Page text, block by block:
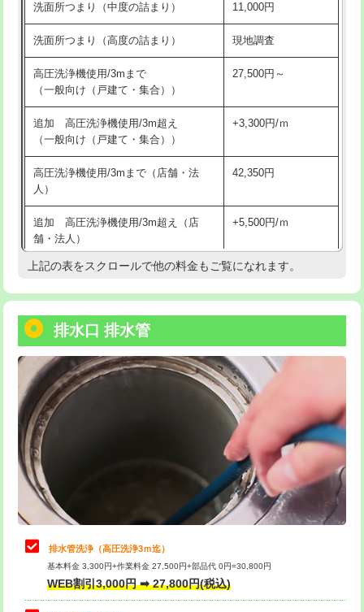
洗面台設置 38,500円
バスタブ設置 現場見積
追加人工 16,500円
廃棄・処分
※給水管工事は20mmまでの価格です。
持込商品取付（浄水器・分岐水栓） 16,500円
給水管工事※（ホール加工) 16,500円
給水管工事※（バンド止め)
給水管工事※（支持金具設置) 5,500円
給水管工事※（保温材使用（バンド止
め込み）)
5,500円
給水管工事※（土の掘削・埋め戻し作
業)
11,000円
給水管工事※（塩ビ管（VP・HI）使
用/3ｍまで)
用（追加）/3ｍ超え)
給水管工事※（ライニング鋼管・銅
管・ポリ管・HT管使用/3ｍまで)
44,000円
給水管工事※（ライニング鋼管・銅
管・ポリ管・HT管使用/3ｍ超え)
+8,800円
排水管工事（土の掘削・埋め戻し作
業）
11,000円~
排水管工事（排水管工事/3ｍまで） 55,000円
排水管工事（追加 排水管工事/3ｍ超
え）
マス交換（土の掘削・埋め戻し作業）
洗面所つまり（中度の詰まり） 11,000円
洗面所つまり（高度の詰まり） 現地調査
高圧洗浄機使用/3mまで
（一般向け（戸建て・集合））
27,500円～
追加 高圧洗浄機使用/3m超え
（一般向け（戸建て・集合））
+3,300円/ｍ
高圧洗浄機使用/3mまで（店舗・法
人）
42,350円
追加 高圧洗浄機使用/3m超え（店
舗・法人）
+5,500円/ｍ
高度高圧洗浄換 現地調査
トーラー機使用/3mまで
追加トーラー機使用/3m超え +3,300円
カメラ調査 33,000円
桝清掃 8,800円
止水・漏水調査・防水処理・清掃・修
理・調整・分解・加工など（軽作業）
11,000円
止水・漏水調査・防水処理・清掃・修
理・調整・分解・加工など（中作業）
22,000円
止水・漏水調査・防水処理・清掃・修
理・調整・分解・加工など（重作業）
33,000円
上記の表をスクロールで他の料金もご覧になれます。
排水口 排水管
排水管洗浄（高圧洗浄3ｍ迄）
基本料金 3,300円+作業料金 27,500円+部品代 0円=30,800円
WEB割引3,000円 ➡ 27,800円(税込)